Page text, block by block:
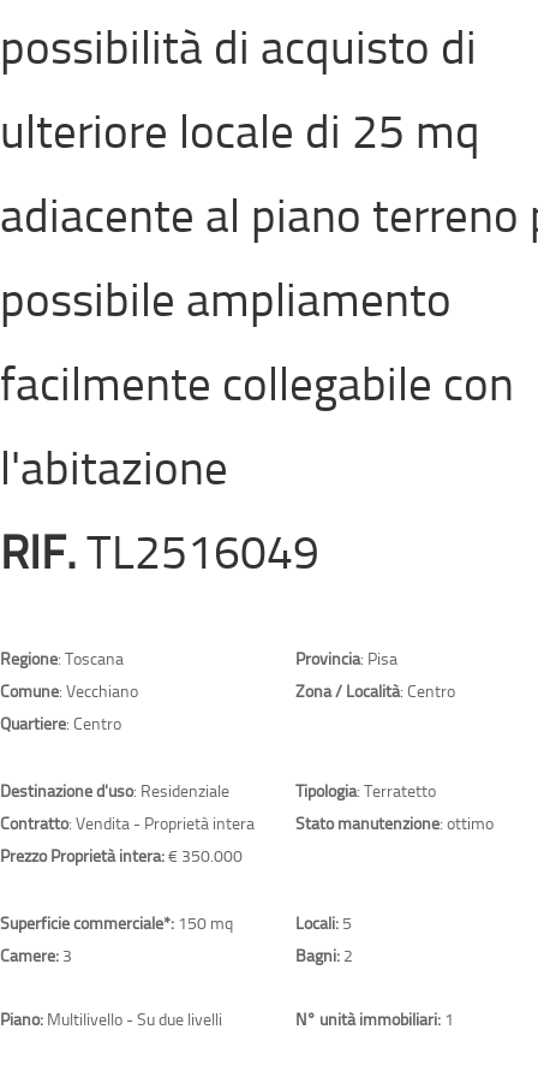
possibilità di acquisto di
ulteriore locale di 25 mq
adiacente al piano terreno
possibile ampliamento
facilmente collegabile con
l'abitazione
RIF.TL2516049
Regione: Toscana Provincia: Pisa
Comune: Vecchiano Zona / Località: Centro
Quartiere: Centro
Destinazione d'uso: Residenziale Tipologia: Terratetto
Contratto: Vendita - Proprietà intera Stato manutenzione: ottimo
Prezzo Proprietà intera:€ 350.000
Superficie commerciale*: 150 mq Locali:5
Camere: 3 Bagni:2
Piano: Multilivello - Su due livelli N° unità immobiliari:1